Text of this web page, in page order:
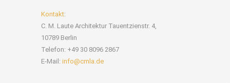
Kontakt:
C. M. Laute Architektur Tauentzienstr. 4,
10789 Berlin
Telefon: +49 30 8096 2867
E-Mail: info@cmla.de